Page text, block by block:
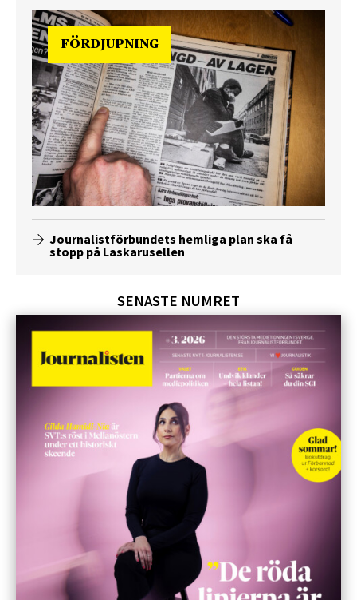
FÖRDJUPNING
Journalistförbundets hemliga plan ska få
stopp på Laskarusellen
SENASTE NUMRET